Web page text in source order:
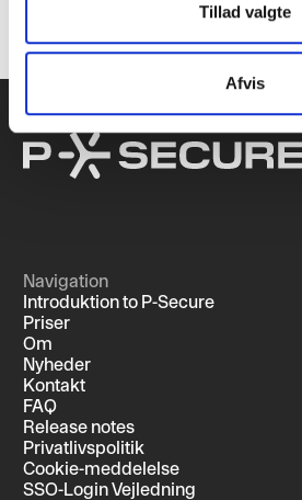
Tillad valgte
Afvis
Navigation
Introduktion to P-Secure
Priser
Om
Nyheder
Kontakt
FAQ
Release notes
Privatlivspolitik
Cookie-meddelelse
SSO-Login Vejledning